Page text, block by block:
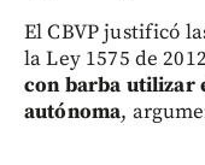
El CBVP justificó
la Ley 1575 de
con barba utilizar
autónoma,